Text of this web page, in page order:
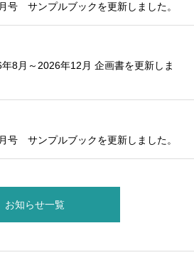
号 サンプルブックを更新しました。
年8月～2026年12月 企画書を更新しま
号 サンプルブックを更新しました。
お知らせ一覧